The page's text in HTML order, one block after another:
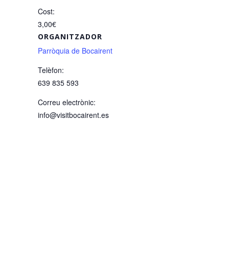
Cost:
3,00€
ORGANITZADOR
Parròquia de Bocairent
Telèfon:
639 835 593
Correu electrònic:
info@visitbocairent.es